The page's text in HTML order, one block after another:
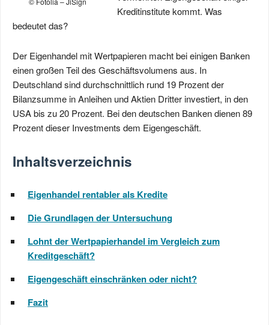
Kreditinstitute kommt. Was
bedeutet das?
Der Eigenhandel mit Wertpapieren macht bei einigen Banken
einen großen Teil des Geschäftsvolumens aus. In
Deutschland sind durchschnittlich rund 19 Prozent der
Bilanzsumme in Anleihen und Aktien Dritter investiert, in den
USA bis zu 20 Prozent. Bei den deutschen Banken dienen 89
Prozent dieser Investments dem Eigengeschäft.
Inhaltsverzeichnis
Eigenhandel rentabler als Kredite
Die Grundlagen der Untersuchung
Lohnt der Wertpapierhandel im Vergleich zum
Kreditgeschäft?
Eigengeschäft einschränken oder nicht?
Fazit